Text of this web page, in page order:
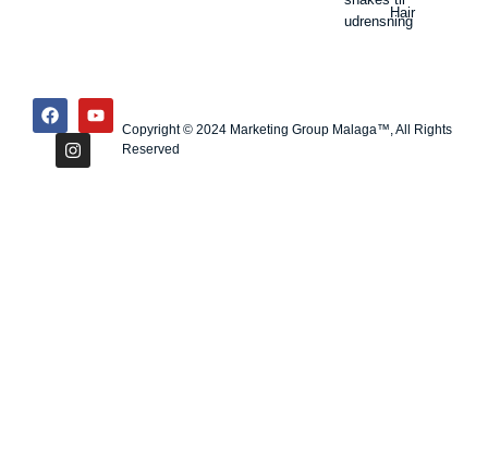
udrensning
Hair
Copyright © 2024 Marketing Group Malaga™, All Rights
Reserved